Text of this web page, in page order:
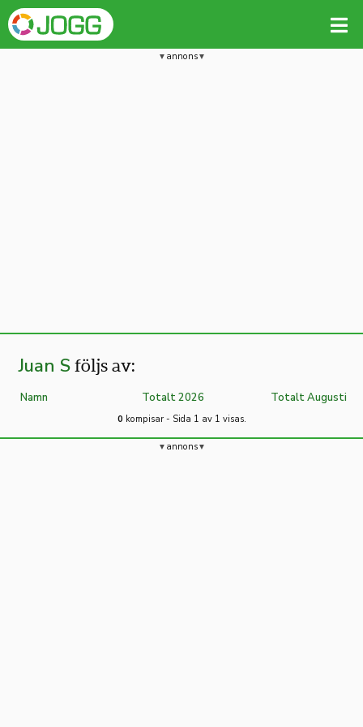
annons
Juan S följs av:
Namn Totalt 2026 Totalt Augusti
0 kompisar - Sida 1 av 1 visas.
annons